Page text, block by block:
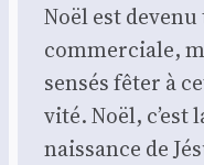
Noël est
com­mer­ciale,
sen­sés fêter à
vi­té. Noël, c’est
nais­sance de